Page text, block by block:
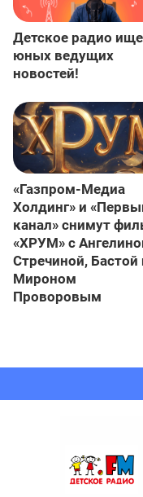
Детское радио
юных ведущих
новостей!
«Газпром-Медиа
Холдинг» и
канал» снимут
«ХРУМ» с
Стречиной, Бастой
Мироном
Проворовым